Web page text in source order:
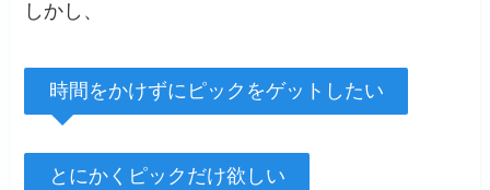
しかし、
時間をかけずにピックをゲットしたい
とにかくピックだけ欲しい